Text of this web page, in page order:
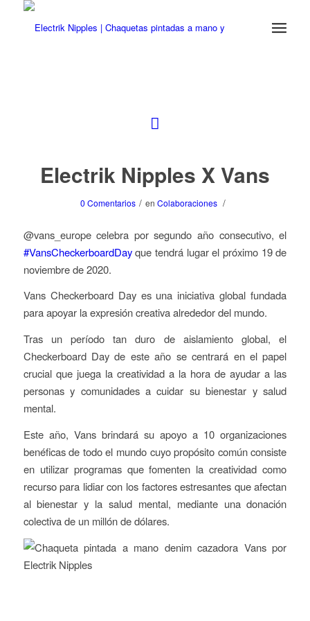
Electrik Nipples X Vans
0 Comentarios / enColaboraciones /
@vans_europe celebra por segundo año consecutivo, el
#VansCheckerboardDayque tendrá lugar el próximo 19 de
noviembre de 2020.
Vans Checkerboard Day es una iniciativa global fundada
para apoyar la expresión creativa alrededor del mundo.
Tras un período tan duro de aislamiento global, el
Checkerboard Day de este año se centrará en el papel
crucial que juega la creatividad a la hora de ayudar a las
personas y comunidades a cuidar su bienestar y salud
mental.
Este año, Vans brindará su apoyo a 10 organizaciones
benéficas de todo el mundo cuyo propósito común consiste
en utilizar programas que fomenten la creatividad como
recurso para lidiar con los factores estresantes que afectan
al bienestar y la salud mental, mediante una donación
colectiva de un millón de dólares.